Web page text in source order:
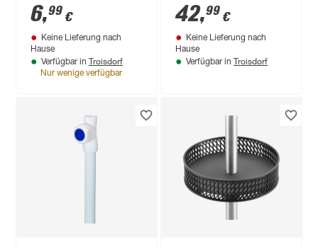
60 mm
6,99 €
Keine Lieferung nach
Hause
Verfügbar in Troisdorf
Nur wenige verfügbar
Ø 38-50 mm
42,99 €
Keine Lieferung nach
Hause
Verfügbar in Troisdorf